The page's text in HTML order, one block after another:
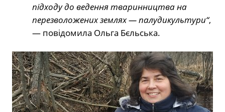
підходу до ведення тваринництва на
перезволожених землях —палудикультури“,
— повідомила Ольга Бєльська.